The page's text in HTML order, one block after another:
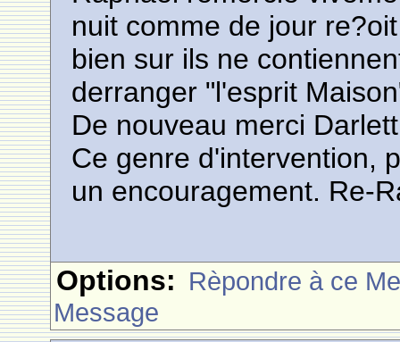
nuit comme de jour
bien sur ils ne
derranger "l'esprit
De nouveau merci
Ce genre d'intervention,
un encouragement. Re-
Options: Rèpondre à ce
Message